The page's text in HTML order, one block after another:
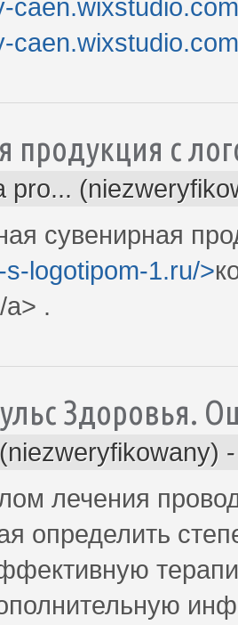
продукция с
pro...
сувенирная
logotipom-1.ru/>
a> .
Здоровья.
лечения
определить